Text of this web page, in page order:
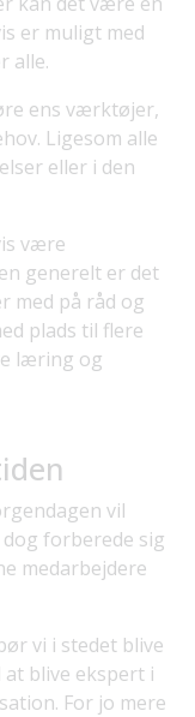
er muligt med
alle.
ens værktøjer,
Ligesom alle
eller i den
være
generelt er det
med på råd og
plads til flere
læring og
vil
forberede sig
medarbejdere
vi i stedet blive
blive ekspert i
For jo mere